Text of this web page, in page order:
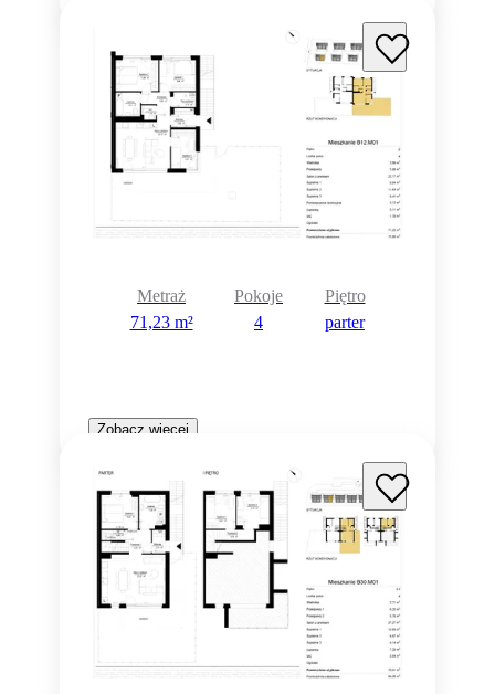
Metraż
71,23 m²
Pokoje
4
Piętro
parter
Zobacz więcej